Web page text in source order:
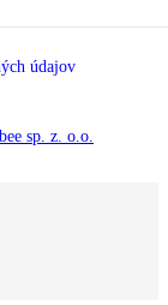
údajov
sp. z. o.o.